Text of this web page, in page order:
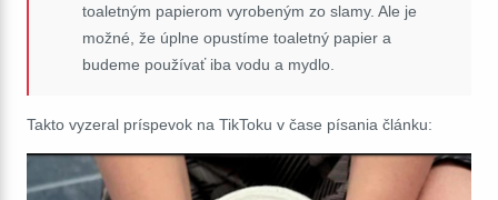
toaletným papierom vyrobeným zo slamy. Ale je
možné, že úplne opustíme toaletný papier a
budeme používať iba vodu a mydlo.
Takto vyzeral príspevok na TikToku v čase písania článku: